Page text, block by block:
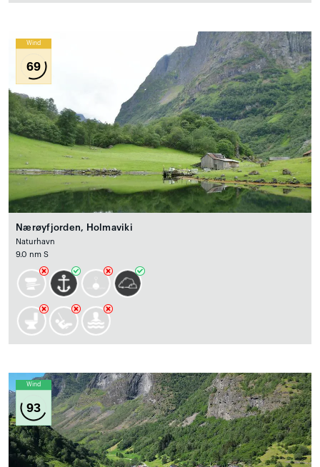
Wind
69
Nærøyfjorden, Holmaviki
Naturhavn
9.0 nm S
Wind
93